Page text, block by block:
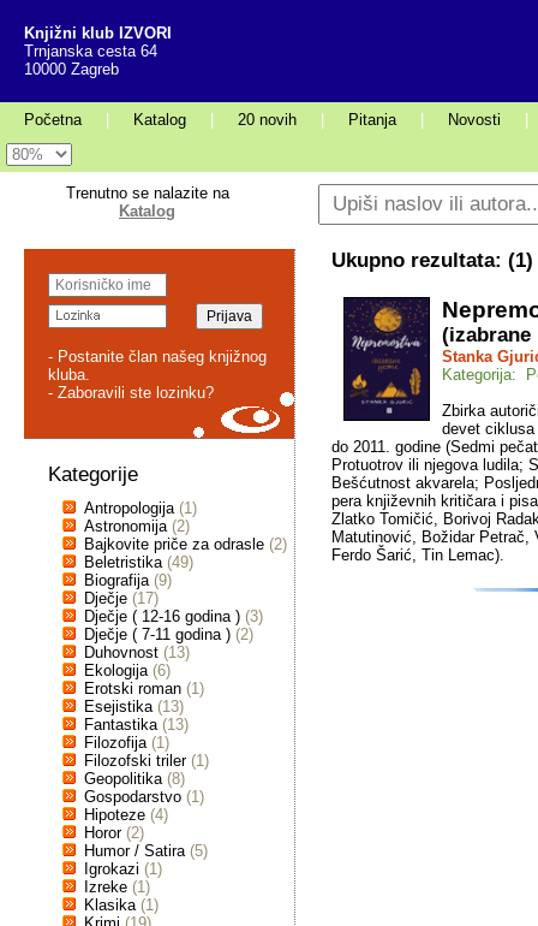
Knjižni klub IZVORI
Trnjanska cesta 64
10000 Zagreb
Početna Katalog 20 novih Pitanja Novosti
Trenutno se nalazite na
Katalog
- Postanite član našeg knjižnog
kluba.
- Zaboravili ste lozinku?
Kategorije
Antropologija (1)
Astronomija (2)
Bajkovite priče za odrasle (2)
Beletristika (49)
Biografija (9)
Dječje (17)
Dječje ( 12-16 godina ) (3)
Dječje ( 7-11 godina ) (2)
Duhovnost (13)
Ekologija (6)
Erotski roman (1)
Esejistika (13)
Fantastika (13)
Filozofija (1)
Filozofski triler (1)
Geopolitika (8)
Gospodarstvo (1)
Hipoteze (4)
Horor (2)
Humor / Satira (5)
Igrokazi (1)
Izreke (1)
Klasika (1)
Ukupno rezultata: (1)
(izabrane
Stanka
Kategorija:
Zbirka
devet ciklusa
do 2011. godine (Sedmi
Protuotrov ili njegova ludila;
Bešćutnost akvarela;
pera književnih kritičara i
Zlatko Tomičić, Borivoj
Matutinović, Božidar
Ferdo Šarić, Tin Lemac).